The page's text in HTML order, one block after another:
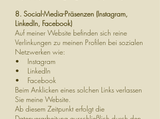
8. Social-Media-Präsenzen (Instagram,
LinkedIn, Facebook)
Auf meiner Website befinden sich reine
Verlinkungen zu meinen Profilen bei sozialen
Netzwerken wie:
• Instagram
• LinkedIn
• Facebook
Beim Anklicken eines solchen Links verlassen
Sie meine Website.
Ab diesem Zeitpunkt erfolgt die